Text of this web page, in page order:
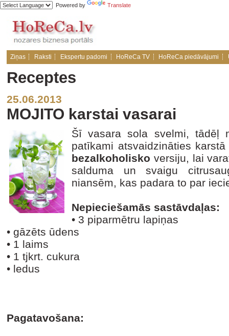
Powered by Translate
Ziņas Raksti Ekspertu padomi HoReCa TV HoReCa piedāvājumi
Receptes
25.06.2013
MOJITO karstai vasarai
Šī vasara sola svelmi, tādēļ
patīkami atsvaidzināties
bezalkoholisko versiju, lai
salduma un svaigu
niansēm, kas padara to par
Nepieciešamās sastāvdaļas:
• 3 piparmētru lapiņas
• gāzēts ūdens
• 1 laims
• 1 tjkrt. cukura
• ledus
Pagatavošana: